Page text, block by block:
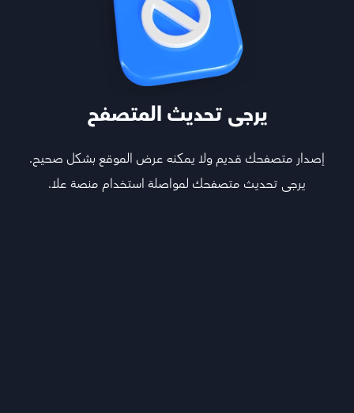
يرجى تحديث المتصفح
إصدار متصفحك قديم ولا يمكنه عرض الموقع بشكل صحيح.
يرجى تحديث متصفحك لمواصلة استخدام منصة علا.